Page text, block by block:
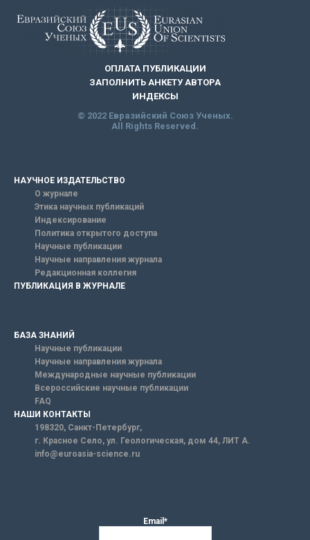
ОПЛАТА ПУБЛИКАЦИИ
ЗАПОЛНИТЬ АНКЕТУ АВТОРА
ИНДЕКСЫ
© 2022 Евразийский Союз Ученых.
All Rights Reserved.
НАУЧНОЕ ИЗДАТЕЛЬСТВО
О журнале
Этика научных публикаций
Индексирование
Политика открытого доступа
Научные публикации
Научные направления журнала
Редакционная коллегия
ПУБЛИКАЦИЯ В ЖУРНАЛЕ
БАЗА ЗНАНИЙ
Научные публикации
Научные направления журнала
Международные научные публикации
Всероссийские научные публикации
FAQ
НАШИ КОНТАКТЫ
198320, Санкт-Петербург,
г. Красное Село, ул. Геологическая, дом 44, ЛИТ А.
info@euroasia-science.ru
Email*